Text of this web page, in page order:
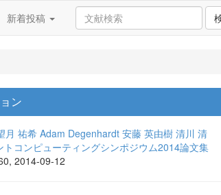
新着投稿
ン
月 祐希Adam Degenhardt 安藤 英由樹 清川 清
トコンピューティングシンポジウム2014論文集
2014-09-12